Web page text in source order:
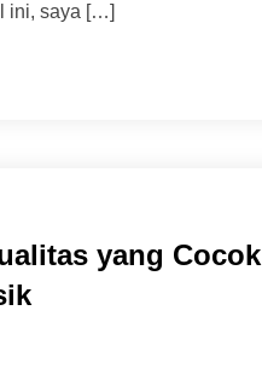
ini, saya […]
yang Cocok